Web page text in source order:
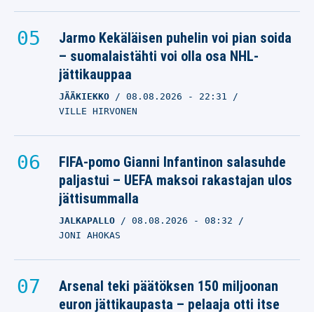
Jarmo Kekäläisen puhelin voi pian soida
– suomalaistähti voi olla osa NHL-
jättikauppaa
JÄÄKIEKKO 08.08.2026 - 22:31
VILLE HIRVONEN
FIFA-pomo Gianni Infantinon salasuhde
paljastui – UEFA maksoi rakastajan ulos
jättisummalla
JALKAPALLO 08.08.2026 - 08:32
JONI AHOKAS
Arsenal teki päätöksen 150 miljoonan
euron jättikaupasta – pelaaja otti itse